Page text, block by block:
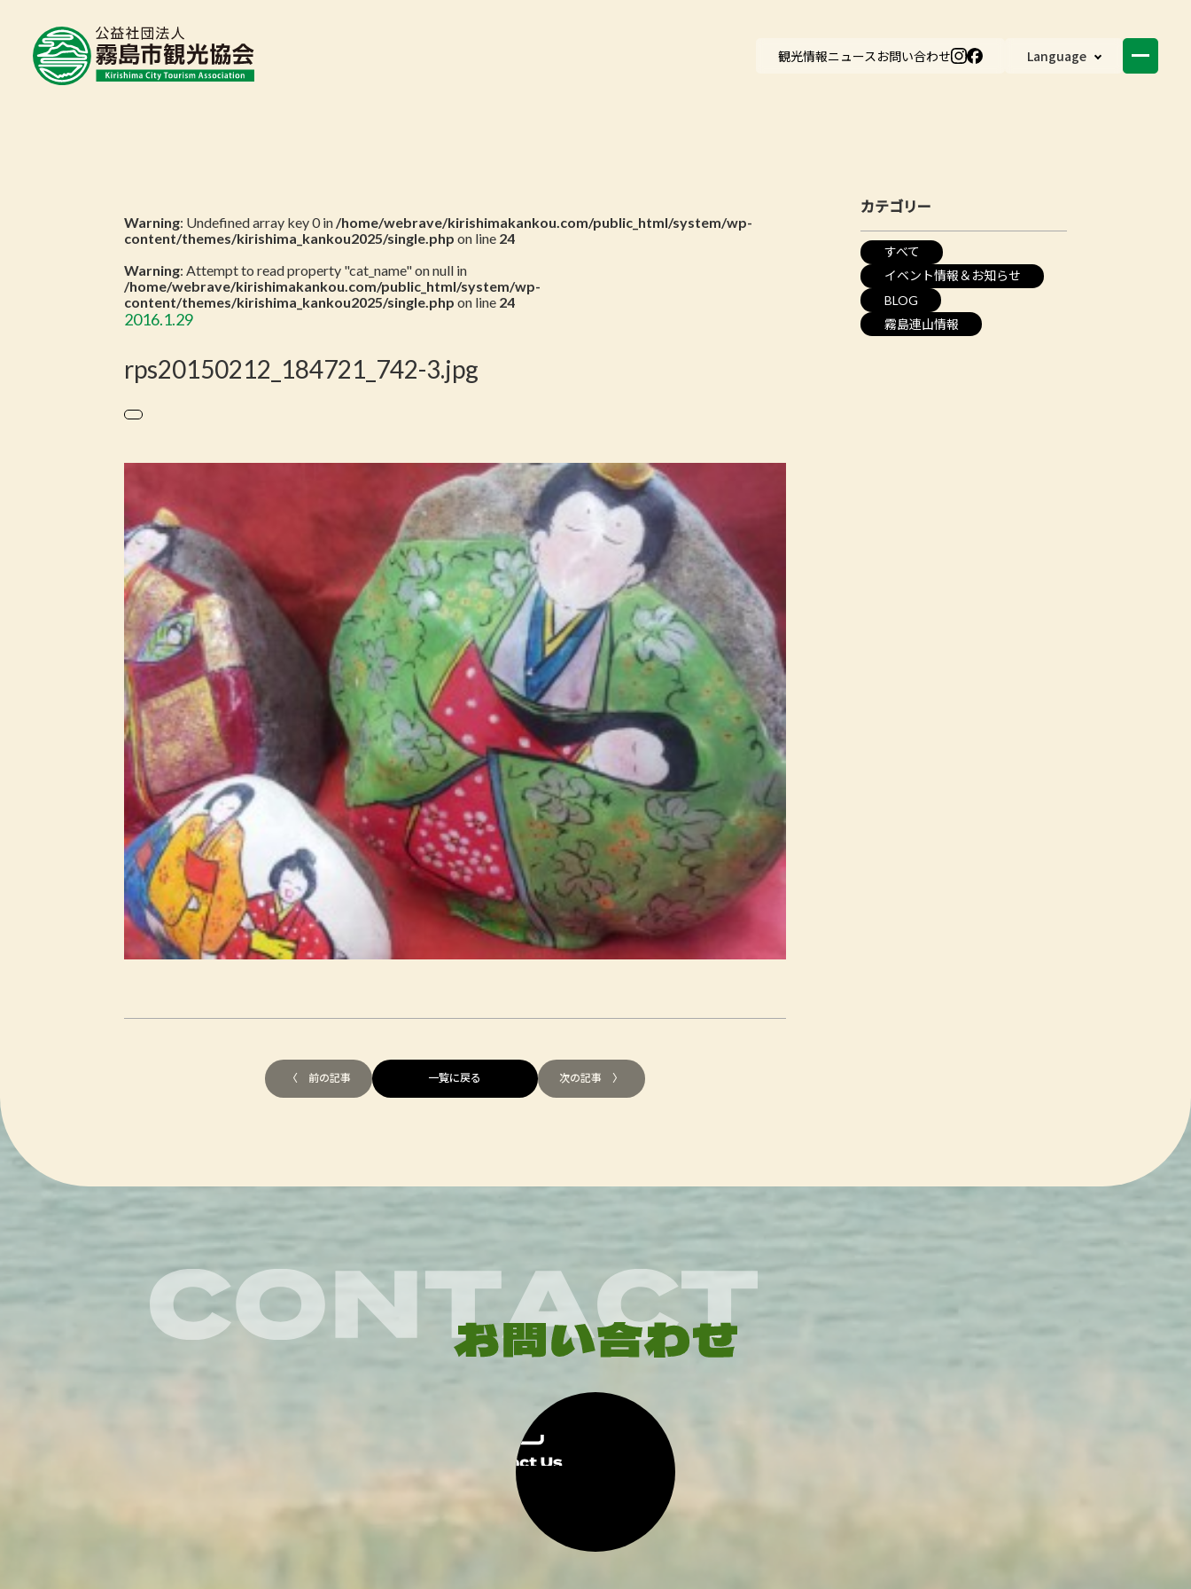
観光情報ニュース お問い合わせ Language
Warning: Undefined array key 0 in/home/webrave/kirishimakankou.com/public_html/system/wp-
content/themes/kirishima_kankou2025/single.php on line 24
Warning: Attempt to read property "cat_name" on null in
/home/webrave/kirishimakankou.com/public_html/system/wp-
content/themes/kirishima_kankou2025/single.php on line 24
2016.1.29
rps20150212_184721_742-3.jpg
〈 前の記事 一覧に戻る 次の記事 〉
カテゴリー
すべて
イベント情報＆お知らせ
BLOG
霧島連山情報